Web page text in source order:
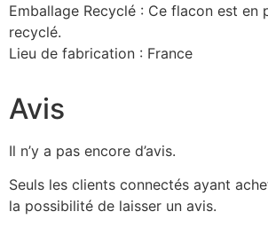
Emballage Recyclé : Ce flacon est en
recyclé.
Lieu de fabrication : France
Avis
Il n’y a pas encore d’avis.
Seuls les clients connectés ayant
la possibilité de laisser un avis.